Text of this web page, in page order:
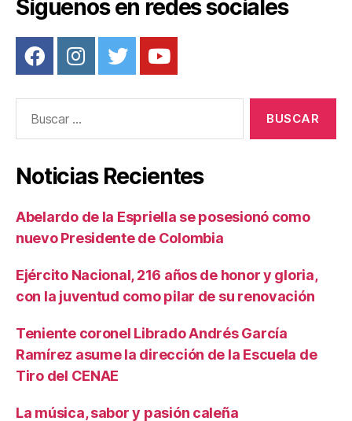
Síguenos en redes sociales
Noticias Recientes
Abelardo de la Espriella se posesionó como
nuevo Presidente de Colombia
Ejército Nacional, 216 años de honor y gloria,
con la juventud como pilar de su renovación
Teniente coronel Librado Andrés García
Ramírez asume la dirección de la Escuela de
Tiro del CENAE
La música, sabor y pasión caleña